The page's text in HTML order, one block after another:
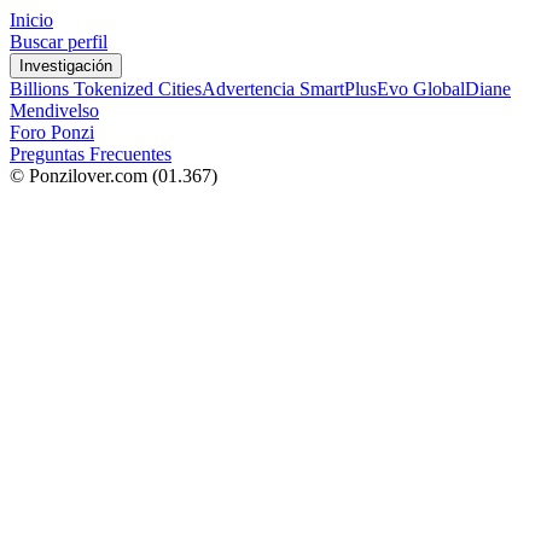
Inicio
Buscar perfil
Investigación
Billions Tokenized CitiesAdvertencia SmartPlusEvo GlobalDiane
Mendivelso
Foro Ponzi
Preguntas Frecuentes
© Ponzilover.com (01.367)